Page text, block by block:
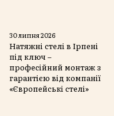
30 липня 2026
Натяжні стелі в Ірпені
під ключ –
професійний монтаж з
гарантією від компанії
«Європейські стелі»